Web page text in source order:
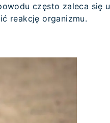
często zaleca się u
reakcję organizmu.